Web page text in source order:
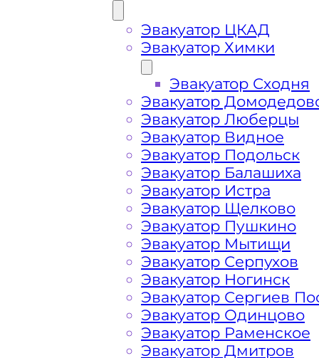
Как
Жуковский?
Эвакуатор ЦКАД
Эвакуатор Химки
Эвакуатор Сходня
Эвакуатор
Эвакуатор Люберцы
Эвакуатор Видное
Эвакуатор Подольск
Эвакуатор Балашиха
Эвакуатор Истра
Эвакуатор Щелково
Эвакуатор Пушкино
Эвакуатор Мытищи
Эвакуатор Серпухов
Эвакуатор Ногинск
Эвакуатор Сергиев
Эвакуатор Одинцово
Эвакуатор Раменское
Эвакуатор Дмитров